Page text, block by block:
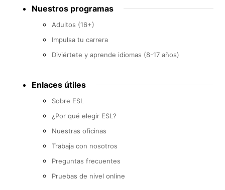
menu Nuestros programas
Adultos (16+)
Impulsa tu carrera
Diviértete y aprende idiomas (8-17 años)
Enlaces útiles
Sobre ESL
¿Por qué elegir ESL?
Nuestras oficinas
Trabaja con nosotros
Preguntas frecuentes
Pruebas de nivel online